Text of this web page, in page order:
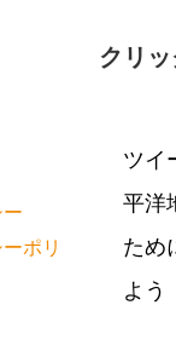
ポリ
クリ
ツイ
平洋
ため
よう